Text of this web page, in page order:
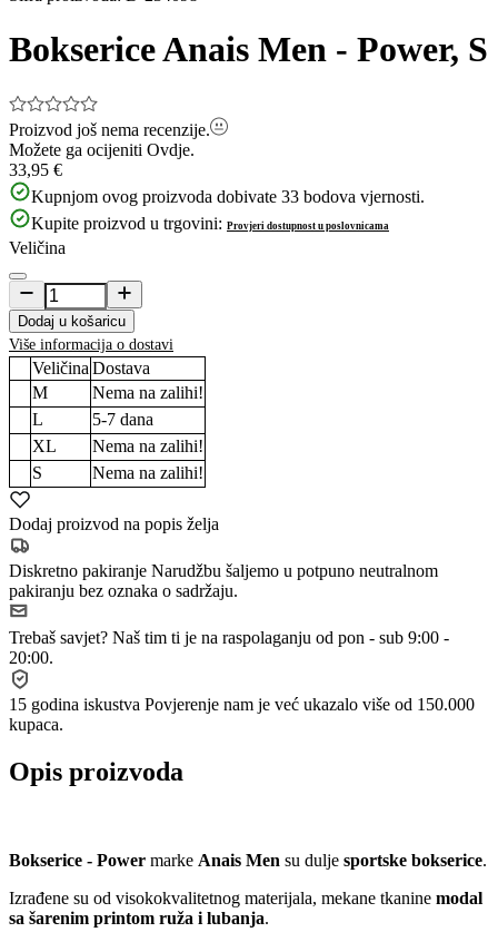
of
Bokserice Anais Men - Power, S
Proizvod još nema recenzije.
Možete ga ocijeniti Ovdje.
33,95 €
Kupnjom ovog proizvoda dobivate 33 bodova vjernosti.
Kupite proizvod u trgovini: Provjeri dostupnost u poslovnicama
Veličina
Dodaj u košaricu
Više informacija o dostavi
Veličina Dostava
M
Nema na zalihi!
L
5-7 dana
XL
Nema na zalihi!
S
Nema na zalihi!
Dodaj proizvod na popis želja
Diskretno pakiranje Narudžbu šaljemo u potpuno neutralnom
pakiranju bez oznaka o sadržaju.
Trebaš savjet? Naš tim ti je na raspolaganju od pon - sub 9:00 -
20:00.
15 godina iskustva Povjerenje nam je već ukazalo više od 150.000
kupaca.
Opis proizvoda
Bokserice - Power marke Anais Men su dulje sportske bokserice.
Izrađene su od visokokvalitetnog materijala, mekane tkanine modal
sa šarenim printom ruža i lubanja.